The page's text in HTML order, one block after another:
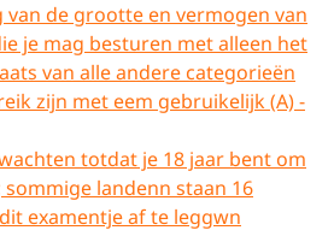
de grootte en vermogen van
je mag besturen met alleen het
van alle andere categorieën
zijn met eem gebruikelijk (A) -
totdat je 18 jaar bent om
landenn staan ​​16
examentje af te leggwn